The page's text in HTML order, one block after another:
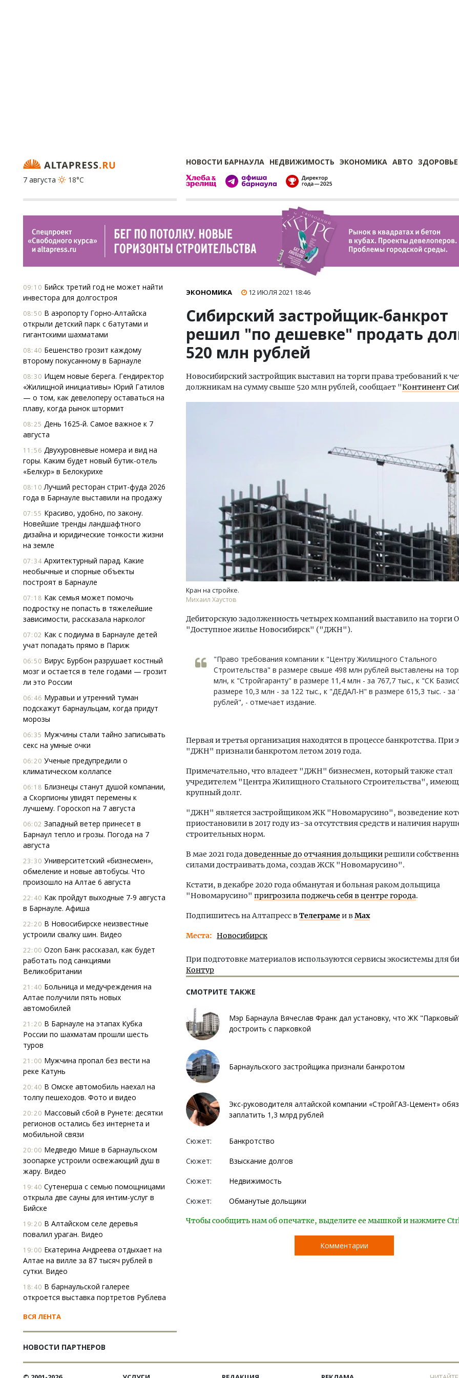
НОВОСТИ БАРНАУЛА НЕДВИЖИМОСТЬ ЭКОНОМИКА АВТО ЗДОРОВЬЕ
7 августа
18°C
09:10 Бийск третий год не может найти
инвестора для долгостроя
08:50 В аэропорту Горно-Алтайска
открыли детский парк с батутами и
гигантскими шахматами
08:40 Бешенство грозит каждому
второму покусанному в Барнауле
08:30 Ищем новые берега. Гендиректор
«Жилищной инициативы» Юрий Гатилов
— о том, как девелоперу оставаться на
плаву, когда рынок штормит
08:25 День 1625-й. Самое важное к 7
августа
11:56 Двухуровневые номера и вид на
горы. Каким будет новый бутик-отель
«Белкур» в Белокурихе
08:10 Лучший ресторан стрит-фуда 2026
года в Барнауле выставили на продажу
07:55 Красиво, удобно, по закону.
Новейшие тренды ландшафтного
дизайна и юридические тонкости жизни
на земле
07:34 Архитектурный парад. Какие
необычные и спорные объекты
построят в Барнауле
07:18 Как семья может помочь
подростку не попасть в тяжелейшие
зависимости, рассказала нарколог
07:02 Как с подиума в Барнауле детей
учат попадать прямо в Париж
06:50 Вирус Бурбон разрушает костный
мозг и остается в теле годами — грозит
ли это России
06:46 Муравьи и утренний туман
подскажут барнаульцам, когда придут
морозы
06:35 Мужчины стали тайно записывать
секс на умные очки
06:20 Ученые предупредили о
климатическом коллапсе
06:18 Близнецы станут душой компании,
а Скорпионы увидят перемены к
лучшему. Гороскоп на 7 августа
06:02 Западный ветер принесет в
Барнаул тепло и грозы. Погода на 7
августа
23:30 Университетский «бизнесмен»,
обмеление и новые автобусы. Что
произошло на Алтае 6 августа
22:40 Как пройдут выходные 7-9 августа
в Барнауле. Афиша
22:20 В Новосибирске неизвестные
устроили свалку шин. Видео
22:00 Ozon Банк рассказал, как будет
работать под санкциями
Великобритании
21:40 Больница и медучреждения на
Алтае получили пять новых
автомобилей
21:20 В Барнауле на этапах Кубка
России по шахматам прошли шесть
туров
21:00 Мужчина пропал без вести на
реке Катунь
20:40 В Омске автомобиль наехал на
толпу пешеходов. Фото и видео
20:20 Массовый сбой в Рунете: десятки
регионов остались без интернета и
мобильной связи
20:00 Медведю Мише в барнаульском
зоопарке устроили освежающий душ в
жару. Видео
19:40 Сутенерша с семью помощницами
открыла две сауны для интим-услуг в
Бийске
19:20 В Алтайском селе деревья
повалил ураган. Видео
19:00 Екатерина Андреева отдыхает на
Алтае на вилле за 87 тысяч рублей в
сутки. Видео
18:40 В барнаульской галерее
откроется выставка портретов Рублева
ВСЯ ЛЕНТА
НОВОСТИ ПАРТНЕРОВ
ЭКОНОМИКА 12 ИЮЛЯ 2021 18:46
Сибирский застройщик-банкрот
решил "по дешевке" продать
520 млн рублей
Новосибирский застройщик выставил на торги права требований к
должникам на сумму свыше 520 млн рублей, сообщает "Континент
Кран на стройке.
Михаил Хаустов
Дебиторскую задолженность четырех компаний выставило на торги
"Доступное жилье Новосибирск" ("ДЖН").
"Право требования компании к "Центру Жилищного Стального
Строительства" в размере свыше 498 млн рублей выставлены на
млн, к "Стройгаранту" в размере 11,4 млн - за 767,7 тыс., к "СК
размере 10,3 млн - за 122 тыс., к "ДЕДАЛ-Н" в размере 615,3 тыс. - за
рублей", - отмечает издание.
Первая и третья организация находятся в процессе банкротства. При
"ДЖН" признали банкротом летом 2019 года.
Примечательно, что владеет "ДЖН" бизнесмен, который также стал
учредителем "Центра Жилищного Стального Строительства",
крупный долг.
"ДЖН" является застройщиком ЖК "Новомарусино", возведение
приостановили в 2017 году из-за отсутствия средств и наличия
строительных норм.
В мае 2021 годадоведенные до отчаяния дольщикирешили
силами достраивать дома, создав ЖСК "Новомарусино".
Кстати, в декабре 2020 года обманутая и больная раком дольщица
"Новомарусино" пригрозила поджечь себя в центре города.
Подпишитесь на Алтапресс вТелеграмеи вMax
Места Новосибирск
При подготовке материалов используются сервисы экосистемы для
Контур
СМОТРИТЕ ТАКЖЕ
Мэр Барнаула Вячеслав Франк дал установку, что ЖК
достроить с парковкой
Барнаульского застройщика признали банкротом
Экс-руководителя алтайской компании «СтройГАЗ-Цемент»
заплатить 1,3 млрд рублей
Сюжет: Банкротство
Сюжет: Взыскание долгов
Сюжет: Недвижимость
Сюжет: Обманутые дольщики
Чтобы сообщить нам об опечатке, выделите ее мышкой и нажмите
Комментарии
Ищем новые берега. Гендиректор
«Жилищной инициативы» Юрий
Гатилов — о том, как девелоперу
оставаться на плаву, когда рынок
штормит
СТРОИТЕЛЬСТВО
Смелость архитектурных
Генеральный директор
ЗИАС — об эстетике
трендах в фасадах и